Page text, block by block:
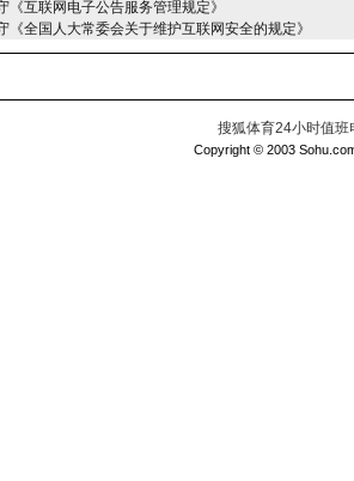
《互联网电子公告服务管理规定》
《全国人大常委会关于维护互联网安全的规定》
搜狐体育24小时值
Copyright © 2003